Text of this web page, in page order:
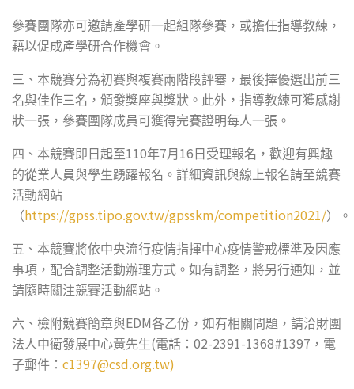
參賽團隊亦可邀請產學研一起組隊參賽，或擔任指導教練，
藉以促成產學研合作機會。
三、本競賽分為初賽與複賽兩階段評審，最後擇優選出前三
名與佳作三名，頒發獎座與獎狀。此外，指導教練可獲感謝
狀一張，參賽團隊成員可獲得完賽證明每人一張。
四、本競賽即日起至110年7月 16 日受理報名，歡迎有興趣
的從業人員與學生踴躍報名。詳細資訊與線上報名請至競賽
活動網站
（https://gpss.tipo.gov.tw/gpsskm/competition2021/）。
五、本競賽將依中央流行疫情指揮中心疫情警戒標準及因應
事項，配合調整活動辦理方式。如有調整，將另行通知，並
請隨時關注競賽活動網站。
六、檢附競賽簡章與EDM各乙份，如有相關問題，請洽財團
法人中衛發展中心黃先生(電話： 02-2391-1368#1397 ，電
子郵件： c1397@csd.org.tw)